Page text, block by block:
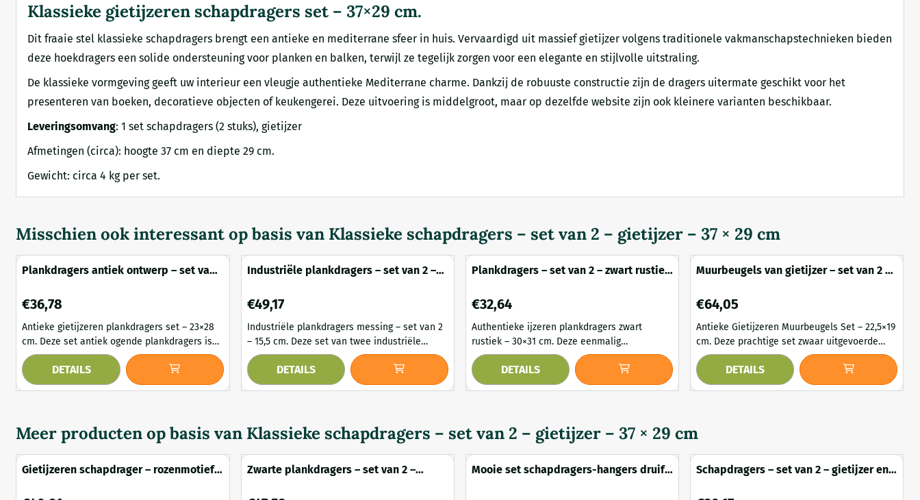
Klassieke gietijzeren schapdragers set – 37×29 cm.
Dit fraaie stel klassieke schapdragers brengt een antieke en mediterrane sfeer in huis. Vervaardigd uit massief gietijzer volgens traditionele vakmanschapstechnieken bieden
deze hoekdragers een solide ondersteuning voor planken en balken, terwijl ze tegelijk zorgen voor een elegante en stijlvolle uitstraling.
De klassieke vormgeving geeft uw interieur een vleugje authentieke Mediterrane charme. Dankzij de robuuste constructie zijn de dragers uitermate geschikt voor het
presenteren van boeken, decoratieve objecten of keukengerei. Deze uitvoering is middelgroot, maar op dezelfde website zijn ook kleinere varianten beschikbaar.
Leveringsomvang: 1 set schapdragers (2 stuks), gietijzer
Afmetingen (circa): hoogte 37 cm en diepte 29 cm.
Gewicht: circa 4 kg per set.
Misschien ook interessant op basis van Klassieke schapdragers – set van 2 – gietijzer – 37 × 29 cm
Plankdragers antiek ontwerp – set van
Prijs: 36,78
€36,78
Antieke gietijzeren plankdragers set – 23×28
cm. Deze set antiek ogende plankdragers is
vervaardigd uit massief gietijzer en straalt
klassieke charme en vakmanschap uit.
Dankzij het sierlijke ontwerp en de stevige
planken in woonkamers, keukens, hallen of
overdekte buitenru...
DETAILS
Industriële plankdragers – set van 2 –
Prijs: 49,17
€49,17
Industriële plankdragers messing – set van 2
– 15,5 cm. Deze set van twee industriële
plankdragers in antiek messing combineert
functionele stevigheid met een stijlvolle,
robuuste uitstraling. Het ontwerp is
accent in elke ruimte. De ijzeren constructie
zorgt voor duur...
DETAILS
Plankdragers – set van 2 – zwart rustiek
Prijs: 32,64
€32,64
Authentieke ijzeren plankdragers zwart
rustiek – 30×31 cm. Deze eenmalig
beschikbare set van twee authentieke ijzeren
plankdragers combineert een robuuste
constructie met een uitgesproken rustieke
een uniek vintage karakter en maken ze tot
sfeervolle blikvangers in e...
DETAILS
Muurbeugels van gietijzer – set van 2 –
Prijs: 64,05
€64,05
Antieke Gietijzeren Muurbeugels Set – 22,5×19
cm. Deze prachtige set zwaar uitgevoerde
gietijzeren muurbeugels brengt een landelijke
en antieke sfeer in huis of tuin. De
authentieke vormgeving en solide constructie
eenvoudig om een s...
DETAILS
Meer producten op basis van Klassieke schapdragers – set van 2 – gietijzer – 37 × 29 cm
Gietijzeren schapdrager – rozenmotief –
Zwarte plankdragers – set van 2 –
Mooie set schapdragers-hangers druif
Schapdragers – set van 2 – gietijzer en